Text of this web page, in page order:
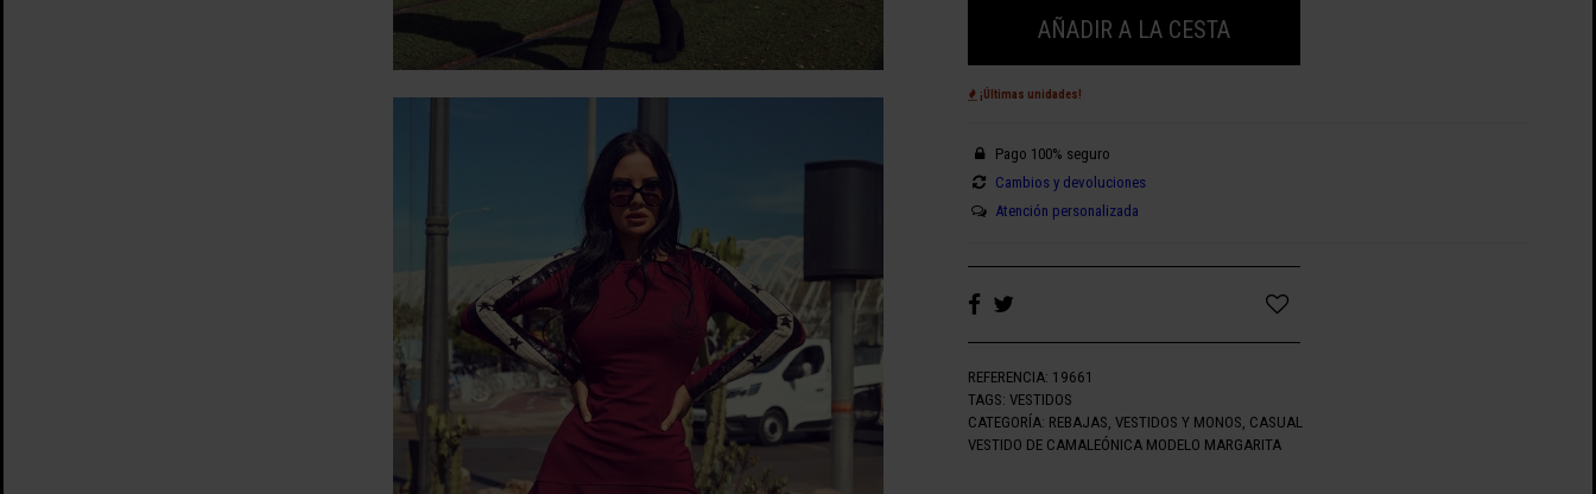
AÑADIR A LA CESTA
¡Últimas unidades!
Pago 100% seguro
Cambios y devoluciones
Atención personalizada
REFERENCIA: 19661
TAGS: VESTIDOS
CATEGORÍA: REBAJAS VESTIDOS Y MONOS CASUAL
VESTIDO DE CAMALEÓNICA MODELO MARGARITA